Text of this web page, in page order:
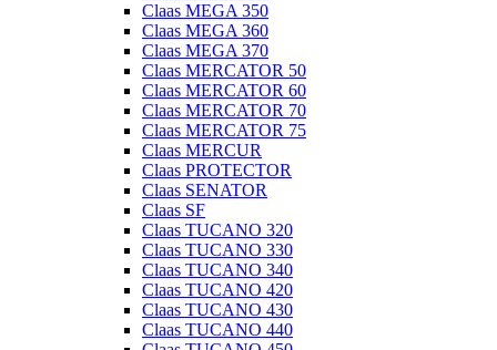
Claas MEGA 350
Claas MEGA 360
Claas MEGA 370
Claas MERCATOR 50
Claas MERCATOR 60
Claas MERCATOR 70
Claas MERCATOR 75
Claas MERCUR
Claas PROTECTOR
Claas SENATOR
Claas SF
Claas TUCANO 320
Claas TUCANO 330
Claas TUCANO 340
Claas TUCANO 420
Claas TUCANO 430
Claas TUCANO 440